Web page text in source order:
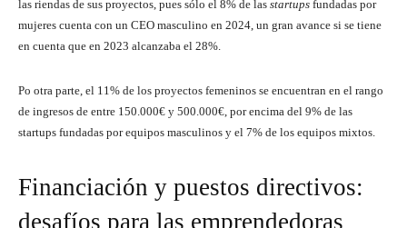
las riendas de sus proyectos, pues sólo el 8% de las startups fundadas por
mujeres cuenta con un CEO masculino en 2024, un gran avance si se tiene
en cuenta que en 2023 alcanzaba el 28%.
Po otra parte, el 11% de los proyectos femeninos se encuentran en el rango
de ingresos de entre 150.000€ y 500.000€, por encima del 9% de las
startups fundadas por equipos masculinos y el 7% de los equipos mixtos.
Financiación y puestos directivos:
desafíos para las emprendedoras